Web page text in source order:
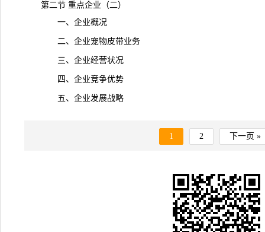
第二节 重点企业（二）
一、企业概况
二、企业宠物皮带业务
三、企业经营状况
四、企业竞争优势
五、企业发展战略
1 2 下一页 »